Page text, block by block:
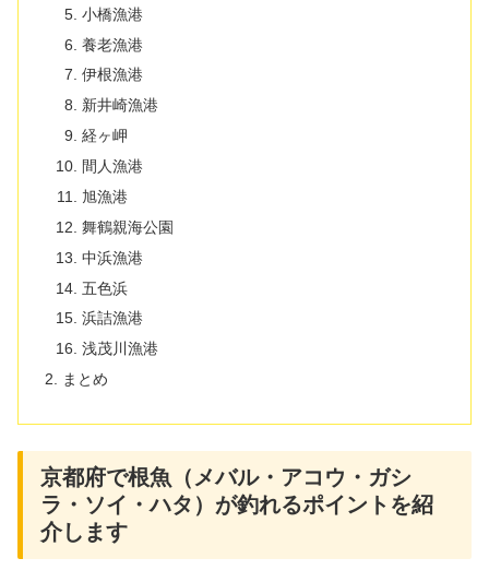
小橋漁港
養老漁港
伊根漁港
新井崎漁港
経ヶ岬
間人漁港
旭漁港
舞鶴親海公園
中浜漁港
五色浜
浜詰漁港
浅茂川漁港
まとめ
京都府で根魚（メバル・アコウ・ガシ
ラ・ソイ・ハタ）が釣れるポイントを紹
介します